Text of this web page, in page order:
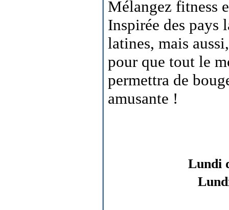
Mélangez fitness
Inspirée des pays
latines, mais
pour que tout le
permettra de
amusante !
Lundi